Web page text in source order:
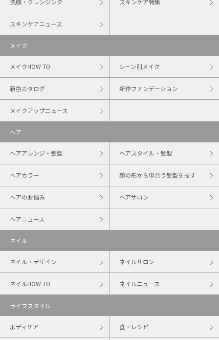
洗顔・クレンジング スキンケア特集
スキンケアニュース
メイク
メイクHOW TO シーン別メイク
新色カタログ 新作ファンデーション
メイクアップニュース
ヘア
ヘアアレンジ・髪型 ヘアスタイル・髪型
ヘアカラー 顔の形から似合う髪型を探す
ヘアのお悩み ヘアサロン
ヘアニュース
ネイル
ネイル・デザイン ネイルサロン
ネイルHOW TO ネイルニュース
ライフスタイル
ボディケア 食・レシピ